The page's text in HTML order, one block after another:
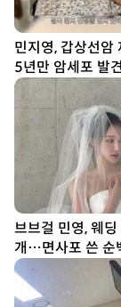
민지영, 갑상선
5년만 암세포 발
브브걸 민영, 웨
개…면사포 쓴 순
[DA★]